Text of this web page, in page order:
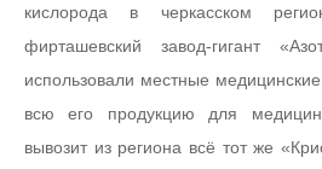
кислорода в черкасском
фирташевский завод-гигант
использовали местные
всю его продукцию для
вывозит из региона всё тот же